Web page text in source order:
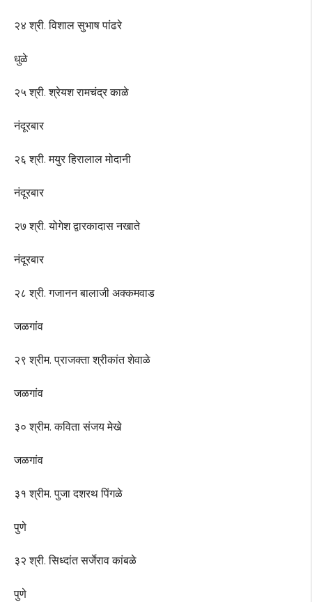
२४ श्री. विशाल सुभाष पांढरे
धुळे
२५ श्री. श्रेयश रामचंद्र काळे
नंदूरबार
२६ श्री. मयुर हिरालाल मोदानी
नंदूरबार
२७ श्री. योगेश द्वारकादास नखाते
नंदूरबार
२८ श्री. गजानन बालाजी अक्कमवाड
जळगांव
२९ श्रीम. प्राजक्ता श्रीकांत शेवाळे
जळगांव
३० श्रीम. कविता संजय मेखे
जळगांव
३१ श्रीम. पुजा दशरथ पिंगळे
पुणे
३२ श्री. सिध्दांत सर्जेराव कांबळे
पुणे